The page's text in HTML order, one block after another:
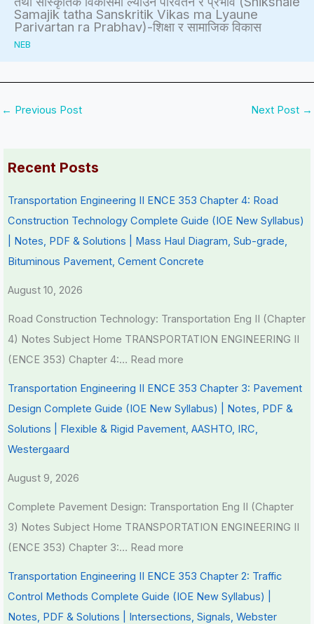
Samajik tatha Sanskritik Vikas ma Lyaune
Parivartan ra Prabhav)-शिक्षा र सामाजिक विकास
NEB
← Previous Post Next Post →
Recent Posts
Transportation Engineering II ENCE 353 Chapter 4: Road
Construction Technology Complete Guide (IOE New Syllabus)
| Notes, PDF & Solutions | Mass Haul Diagram, Sub-grade,
Bituminous Pavement, Cement Concrete
August 10, 2026
Road Construction Technology: Transportation Eng II (Chapter
4) Notes Subject Home TRANSPORTATION ENGINEERING II
(ENCE 353) Chapter 4:… Read more
t
C
Transportation Engineering II ENCE 353 Chapter 3: Pavement
Design Complete Guide (IOE New Syllabus) | Notes, PDF &
Solutions | Flexible & Rigid Pavement, AASHTO, IRC,
Westergaard
August 9, 2026
Complete Pavement Design: Transportation Eng II (Chapter
3) Notes Subject Home TRANSPORTATION ENGINEERING II
(ENCE 353) Chapter 3:… Read more
Transportation Engineering II ENCE 353 Chapter 2: Traffic
Control Methods Complete Guide (IOE New Syllabus) |
Notes, PDF & Solutions | Intersections, Signals, Webster
S
D